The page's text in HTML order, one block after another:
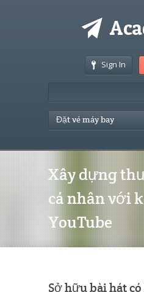
Sign In
Đặt vé máy bay
Xây dựng
cá nhân với
YouTube
Sở hữu bài hát